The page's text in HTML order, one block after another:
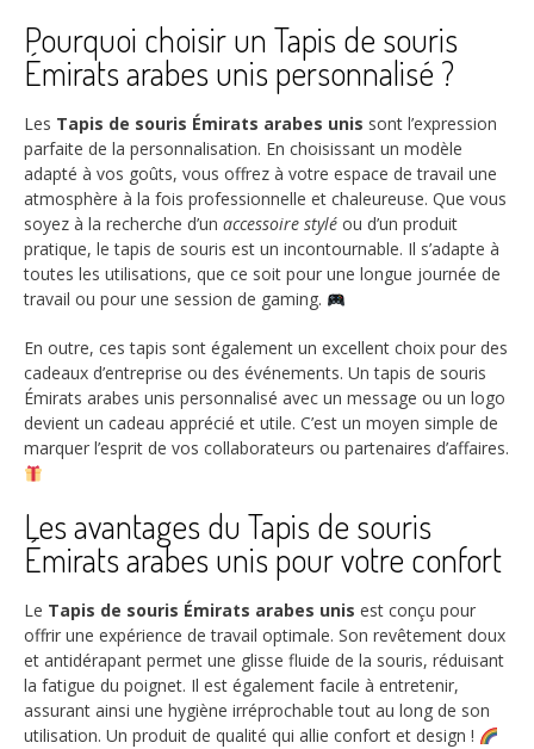
Pourquoi choisir un Tapis de souris
Émirats arabes unis personnalisé ?
Les Tapis de souris Émirats arabes unis sont l’expression
parfaite de la personnalisation. En choisissant un modèle
adapté à vos goûts, vous offrez à votre espace de travail une
atmosphère à la fois professionnelle et chaleureuse. Que vous
soyez à la recherche d’un accessoire stylé ou d’un produit
pratique, le tapis de souris est un incontournable. Il s’adapte à
toutes les utilisations, que ce soit pour une longue journée de
travail ou pour une session de gaming.
En outre, ces tapis sont également un excellent choix pour des
cadeaux d’entreprise ou des événements. Un tapis de souris
Émirats arabes unis personnalisé avec un message ou un logo
devient un cadeau apprécié et utile. C’est un moyen simple de
marquer l’esprit de vos collaborateurs ou partenaires d’affaires.
Les avantages du Tapis de souris
Émirats arabes unis pour votre confort
Le Tapis de souris Émirats arabes unis est conçu pour
offrir une expérience de travail optimale. Son revêtement doux
et antidérapant permet une glisse fluide de la souris, réduisant
la fatigue du poignet. Il est également facile à entretenir,
assurant ainsi une hygiène irréprochable tout au long de son
utilisation. Un produit de qualité qui allie confort et design !